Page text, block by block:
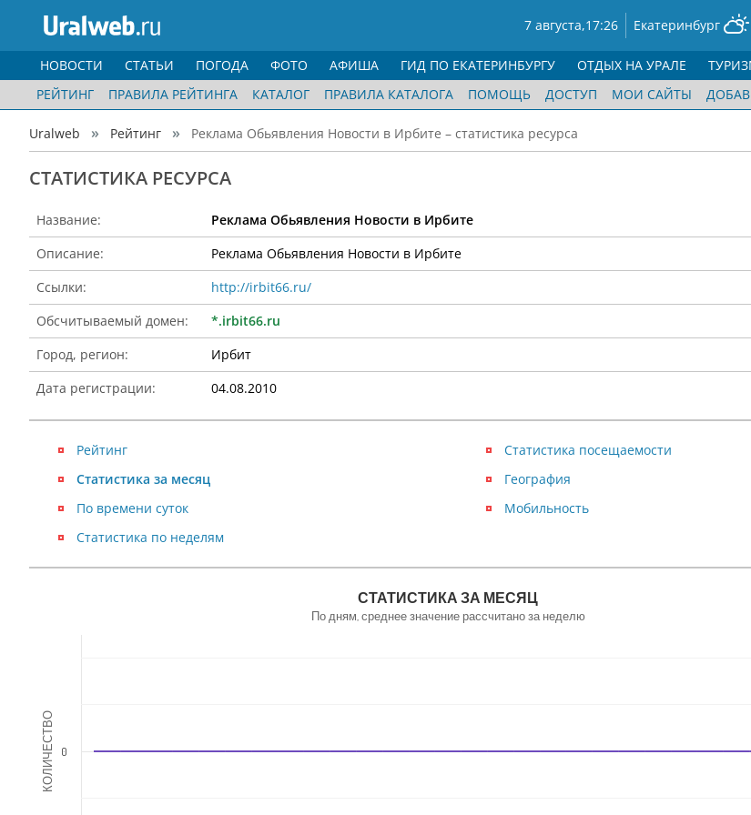
7 августа,17:26 Екатеринбург
НОВОСТИ СТАТЬИ ПОГОДА ФОТО АФИША ГИД ПО ЕКАТЕРИНБУРГУ ОТДЫХ НА УРАЛЕ
РЕЙТИНГ
ПРАВИЛА РЕЙТИНГА КАТАЛОГ ПРАВИЛА КАТАЛОГА ПОМОЩЬ ДОСТУП МОИ САЙТЫ
Uralweb Рейтинг Реклама Обьявления Новости в Ирбите – статистика ресурса
CТАТИСТИКА РЕСУРСА
Название:
Реклама Обьявления Новости в Ирбите
Описание:
Реклама Обьявления Новости в Ирбите
Ссылки:
http://irbit66.ru/
Обсчитываемый домен:
*.irbit66.ru
Город, регион:
Ирбит
Дата регистрации:
04.08.2010
Рейтинг
Статистика посещаемости
Статистика за месяц
География
По времени суток
Мобильность
Статистика по неделям
КОЛИЧЕСТВО
СТАТИСТИКА ЗА МЕСЯЦ
По дням, среднее значение рассчитано за неделю
0